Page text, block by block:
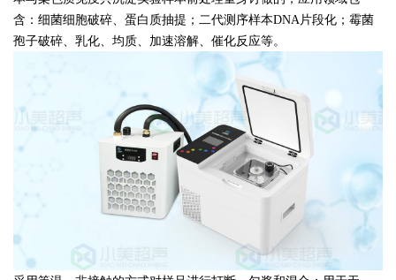
含：细菌细胞破碎、蛋白质抽提；二代测序样本DNA片段化；霉菌
孢子破碎、乳化、均质、加速溶解、催化反应等。